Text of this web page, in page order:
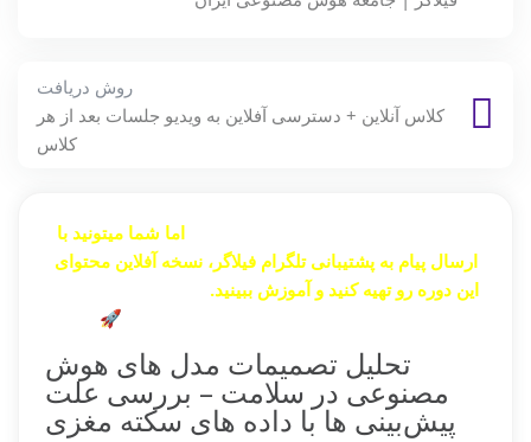
روش دریافت
کلاس آنلاین + دسترسی آفلاین به ویدیو جلسات بعد از هر
کلاس
برگزاری آنلاین این دوره به پایان رسیده،اما شما میتونید با
ارسال پیام به پشتیبانی تلگرام فیلاگر، نسخه آفلاین محتوای
این دوره رو تهیه کنید و آموزش ببینید.
پیام بدید🚀.
تحلیل تصمیمات مدل‌ های هوش
مصنوعی در سلامت – بررسی علت
پیش‌بینی‌ ها با داده‌ های سکته مغزی